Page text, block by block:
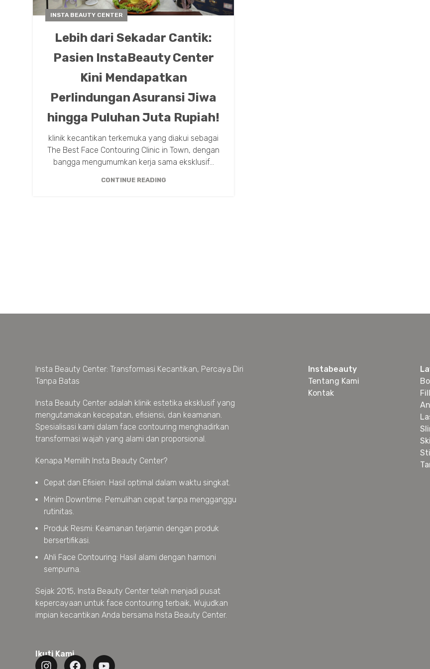
INSTA BEAUTY CENTER
Lebih dari Sekadar Cantik:
Pasien InstaBeauty Center
Kini Mendapatkan
Perlindungan Asuransi Jiwa
hingga Puluhan Juta Rupiah!
klinik kecantikan terkemuka yang diakui sebagai
The Best Face Contouring Clinic in Town, dengan
bangga mengumumkan kerja sama eksklusif...
CONTINUE READING
Insta Beauty Center: Transformasi Kecantikan, Percaya Diri
Tanpa Batas
Insta Beauty Center adalah klinik estetika eksklusif yang
mengutamakan kecepatan, efisiensi, dan keamanan.
Spesialisasi kami dalam face contouring menghadirkan
transformasi wajah yang alami dan proporsional.
Kenapa Memilih Insta Beauty Center?
Cepat dan Efisien: Hasil optimal dalam waktu singkat.
Minim Downtime: Pemulihan cepat tanpa mengganggu
rutinitas.
Produk Resmi: Keamanan terjamin dengan produk
bersertifikasi.
Ahli Face Contouring: Hasil alami dengan harmoni
sempurna.
Sejak 2015, Insta Beauty Center telah menjadi pusat
kepercayaan untuk face contouring terbaik, Wujudkan
impian kecantikan Anda bersama Insta Beauty Center.
Ikuti Kami
Instabeauty
Tentang Kami
Kontak